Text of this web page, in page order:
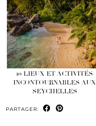
10 LIEUX ET ACTIVITÉS
INCONTOURNABLES AUX
SEYCHELLES
PARTAGER: